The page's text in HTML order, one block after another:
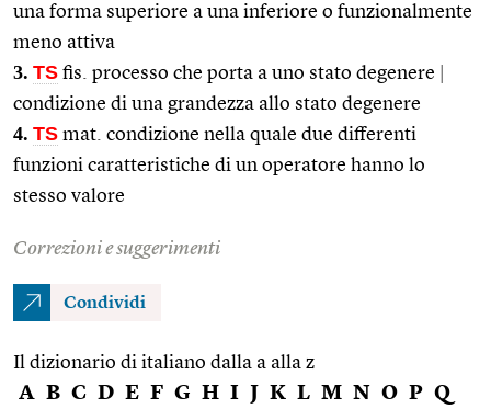
una forma superiore a una inferiore o funzionalmente
meno attiva
3. TS fis. processo che porta a uno stato degenere
condizione di una grandezza allo stato degenere
4. TS mat. condizione nella quale due differenti
funzioni caratteristiche di un operatore hanno lo
stesso valore
Correzioni e suggerimenti
Condividi
Il dizionario di italiano dalla a alla z
A B C D E F G H I J K L M N O P Q